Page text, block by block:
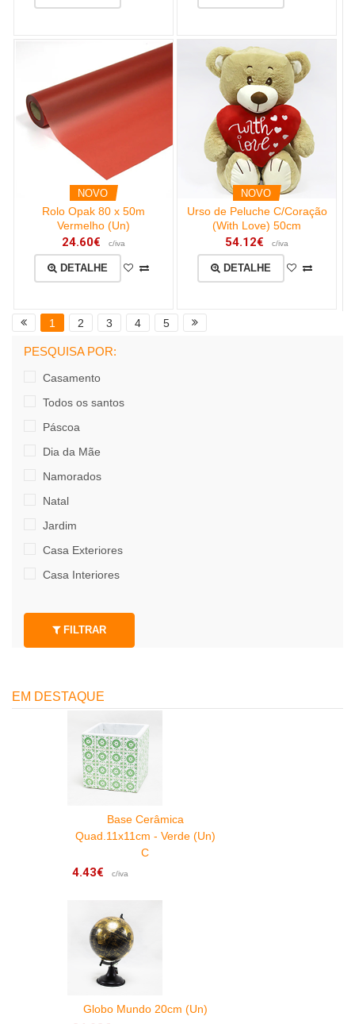
NOVO
Rolo Opak 80 x 50m
Vermelho (Un)
24.60€ c/iva
DETALHE
NOVO
Urso de Peluche C/Coração
(With Love) 50cm
54.12€ c/iva
DETALHE
1 2 3 4 5
PESQUISA POR:
Casamento
Todos os santos
Páscoa
Dia da Mãe
Namorados
Natal
Jardim
Casa Exteriores
Casa Interiores
FILTRAR
EM DESTAQUE
Base Cerâmica
Quad.11x11cm - Verde (Un)
c/iva
Globo Mundo 20cm (Un)